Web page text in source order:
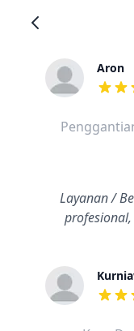
Aron
dari
Layanan /
dari